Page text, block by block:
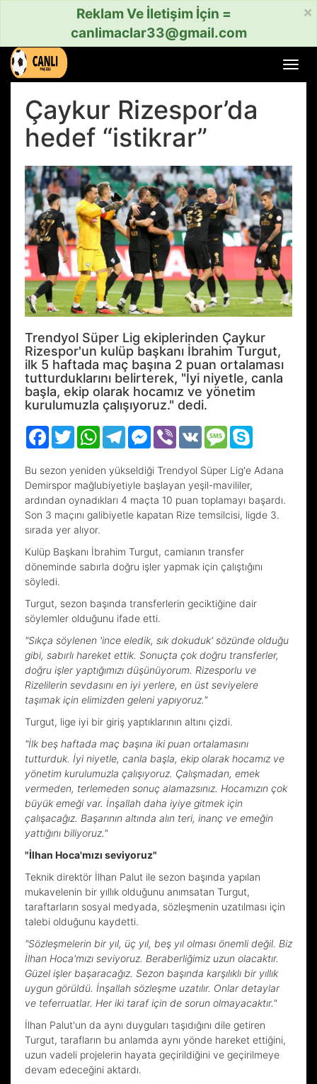
×
Reklam Ve İletişim İçin =
canlimaclar33@gmail.com
aç
Çaykur Rizespor’da
hedef “istikrar”
Trendyol Süper Lig ekiplerinden Çaykur
Rizespor'un kulüp başkanı İbrahim Turgut,
ilk 5 haftada maç başına 2 puan ortalaması
tutturduklarını belirterek, "İyi niyetle, canla
başla, ekip olarak hocamız ve yönetim
kurulumuzla çalışıyoruz." dedi.
Facebook
TwitterWhatsAppTelegramMessenger
Viber VK Message
Bu sezon yeniden yükseldiği Trendyol Süper Lig'e Adana
Demirspor mağlubiyetiyle başlayan yeşil-mavililer,
ardından oynadıkları 4 maçta 10 puan toplamayı başardı.
Son 3 maçını galibiyetle kapatan Rize temsilcisi, ligde 3.
sırada yer alıyor.
Kulüp Başkanı İbrahim Turgut, camianın transfer
döneminde sabırla doğru işler yapmak için çalıştığını
söyledi.
Turgut, sezon başında transferlerin geciktiğine dair
söylemler olduğunu ifade etti.
"Sıkça söylenen 'ince eledik, sık dokuduk' sözünde olduğu
gibi, sabırlı hareket ettik. Sonuçta çok doğru transferler,
doğru işler yaptığımızı düşünüyorum. Rizesporlu ve
Rizelilerin sevdasını en iyi yerlere, en üst seviyelere
taşımak için elimizden geleni yapıyoruz."
Turgut, lige iyi bir giriş yaptıklarının altını çizdi.
"İlk beş haftada maç başına iki puan ortalamasını
tutturduk. İyi niyetle, canla başla, ekip olarak hocamız ve
yönetim kurulumuzla çalışıyoruz. Çalışmadan, emek
vermeden, terlemeden sonuç alamazsınız. Hocamızın çok
büyük emeği var. İnşallah daha iyiye gitmek için
çalışacağız. Başarının altında alın teri, inanç ve emeğin
yattığını biliyoruz."
"İlhan Hoca'mızı seviyoruz"
Teknik direktör İlhan Palut ile sezon başında yapılan
mukavelenin bir yıllık olduğunu anımsatan Turgut,
taraftarların sosyal medyada, sözleşmenin uzatılması için
talebi olduğunu kaydetti.
"Sözleşmelerin bir yıl, üç yıl, beş yıl olması önemli değil. Biz
İlhan Hoca'mızı seviyoruz. Beraberliğimiz uzun olacaktır.
Güzel işler başaracağız. Sezon başında karşılıklı bir yıllık
uygun görüldü. İnşallah sözleşme uzatılır. Onlar detaylar
ve teferruatlar. Her iki taraf için de sorun olmayacaktır."
İlhan Palut'un da aynı duyguları taşıdığını dile getiren
Turgut, tarafların bu anlamda aynı yönde hareket ettiğini,
uzun vadeli projelerin hayata geçirildiğini ve geçirilmeye
devam edeceğini aktardı.